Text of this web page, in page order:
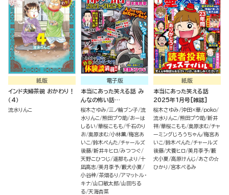
紙版
インド夫婦茶碗 おかわり！
（4）
流水りんこ
電子版
本当にあった笑える話 み
んなの怖い話
2024→2025冬
桜木さゆみ 三ノ輪ブン子 流
水りんこ 熊田プウ助 おーは
しるい 華桜こもも 千石のり
お 奥原まむ 小林薫 梅宮あ
いこ 鈴木ぺんた チャールズ
後藤 新井キヒロ みつつぐ
天野こひつじ 遥那もより
十
凪高志 美月李予 藪犬小夏
小谷梓 茶畑るり
アマットル・
キナ 山口敏太郎 山田ちる
る 天海杏菜
紙版
本当にあった笑える話
2025年1月号[雑誌]
桜木さゆみ 沖田×華 poko
流水りんこ 熊田プウ助 新井
祥 華桜こもも 奥原まむ チャ
ーミングじろうちゃん 梅宮あ
いこ 鈴木ぺんた チャールズ
後藤 犬養ヒロ 美月李予 藪
犬小夏 高原けんじ
あさの☆
ひかり
宮本ぺるみ